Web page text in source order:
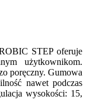
STEP oferuje
użytkownikom.
poręczny. Gumowa
nawet podczas
wysokości: 15,